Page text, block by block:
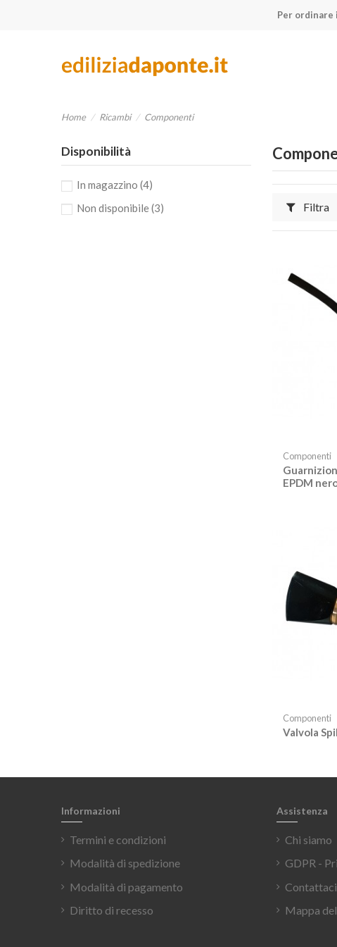
Per ordinare
Home Ricambi Componenti
Filtra
Componenti
EPDM
Componenti
Valvola
Disponibilità
In magazzino (4)
Non disponibile(3)
Informazioni
Termini e condizioni
Modalità di spedizione
Modalità di pagamento
Diritto di recesso
Assistenza
Chi siamo
GDPR -
Contattaci
Mappa